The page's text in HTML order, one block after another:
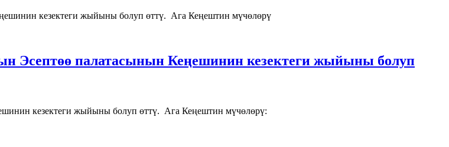
кезектеги жыйыны болуп өттү. Ага Кеңештин мүчөлөрү
Эсептөө палатасынын Кеңешинин кезектеги жыйыны болуп
кезектеги жыйыны болуп өттү. Ага Кеңештин мүчөлөрү: